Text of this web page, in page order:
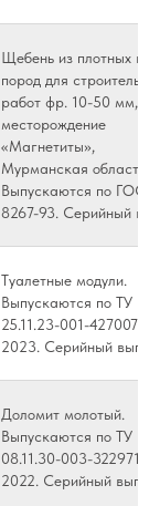
Щебень из плотных
пород для
работ фр. 10-50 мм,
месторождение
«Магнетиты»,
Мурманская область.
Выпускаются по ГОСТ
8267-93. Серийный
Туалетные модули.
Выпускаются по ТУ
25.11.23-001-42700786-
2023. Серийный
Доломит молотый.
Выпускаются по ТУ
08.11.30-003-
2022. Серийный